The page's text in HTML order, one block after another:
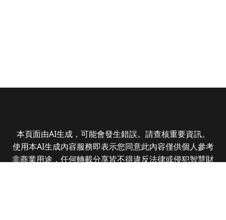
本頁面由AI生成，可能會發生錯誤。請查核重要資訊。
使用本AI生成內容服務即表示您同意此內容僅供個人參考
非商業用途，任何轉載分享皆不得違反法律或侵犯智慧財